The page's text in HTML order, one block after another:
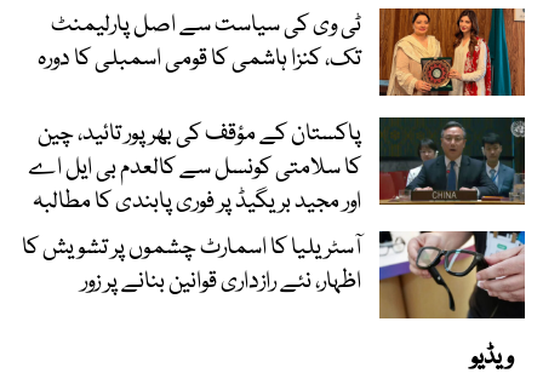
ٹی وی کی سیاست سے اصل پارلیمنٹ
تک، کنزا ہاشمی کا قومی اسمبلی کا دورہ
پاکستان کے مؤقف کی بھرپور تائید، چین
کا سلامتی کونسل سے کالعدم بی ایل اے
اور مجید بریگیڈ پر فوری پابندی کا مطالبہ
آسٹریلیا کا اسمارٹ چشموں پر تشویش کا
اظہار، نئے رازداری قوانین بنانے پر زور
ویڈیو